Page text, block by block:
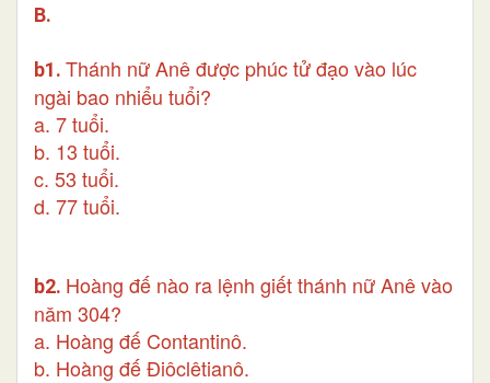
B.
b1. Thánh nữ Anê được phúc tử đạo vào lúc
ngài bao nhiểu tuổi?
a. 7 tuổi.
b. 13 tuổi.
c. 53 tuổi.
d. 77 tuổi.
b2. Hoàng đế nào ra lệnh giết thánh nữ Anê vào
năm 304?
a. Hoàng đế Contantinô.
b. Hoàng đế Ðiôclêtianô.